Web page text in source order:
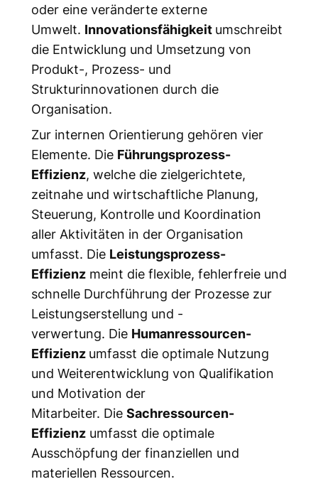
oder eine veränderte externe
Umwelt. Innovationsfähigkeit umschreibt
die Entwicklung und Umsetzung von
Produkt-, Prozess- und
Strukturinnovationen durch die
Organisation.
Zur internen Orientierung gehören vier
Elemente. Die Führungsprozess-
Effizienz, welche die zielgerichtete,
zeitnahe und wirtschaftliche Planung,
Steuerung, Kontrolle und Koordination
aller Aktivitäten in der Organisation
umfasst. Die Leistungsprozess-
Effizienzmeint die flexible, fehlerfreie und
schnelle Durchführung der Prozesse zur
Leistungserstellung und -
verwertung. Die Humanressourcen-
Effizienz umfasst die optimale Nutzung
und Weiterentwicklung von Qualifikation
und Motivation der
Mitarbeiter. Die Sachressourcen-
Effizienzumfasst die optimale
Ausschöpfung der finanziellen und
materiellen Ressourcen.